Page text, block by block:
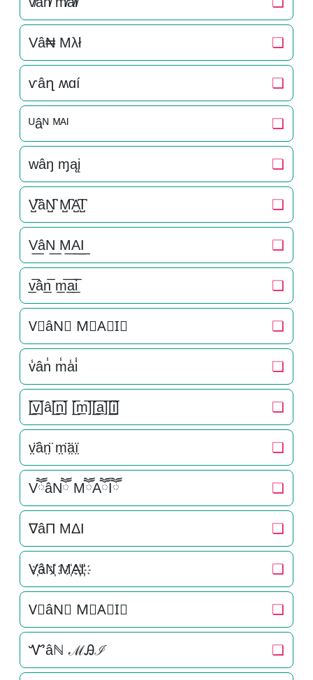
Vâ₦ Mλł ❏
ѵâղ ʍɑí ❏
ᵁâᴺ ᴹᴬᴵ ❏
wâŋ ɱąį ❏
V̺͆âN̺͆ M̺͆A̺͆I̺͆ ❏
V͟âN͟ M͟A͟I͟ ❏
v̲̅ân̲̅ m̲̅a̲̅i̲̅ ❏
V⃣âN⃣ M⃣A⃣I⃣ ❏
v̾ân̾ m̾a̾i̾ ❏
[̲̅v̲̅]â[̲̅n̲̅] [̲̅m̲̅][̲̅a̲̅][̲̅i̲̅] ❏
v̤̈ân̤̈ m̤̈ä̤ï̤ ❏
VཽâNཽ MཽAཽIཽ ❏
∇âΠ MΔI ❏
V҉âN҉ M҉A҉I҉ ❏
V⃜âN⃜ M⃜A⃜I⃜ ❏
Ꮙâℕ ℳᎯℐ ❏